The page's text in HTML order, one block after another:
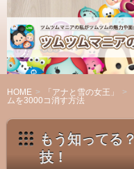
ツ
ム
ツ
ム
マ
の
徒
HOME 「アナと雪の女王」
ムを3000コ消す方法
もう知ってる
技！